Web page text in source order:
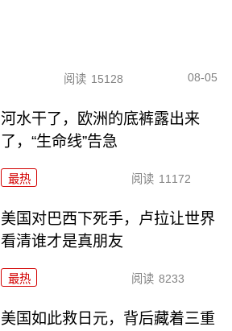
阅读 15128 08-05
河水干了，欧洲的底裤露出来
了，“生命线”告急
最热 阅读 11172
美国对巴西下死手，卢拉让世界
看清谁才是真朋友
最热 阅读 8233
美国如此救日元，背后藏着三重